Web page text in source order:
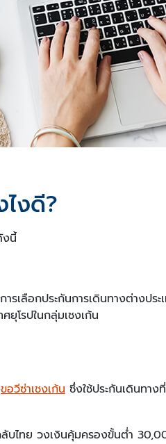
ไงดี?
งนี้
เลือกประกันการเดินทางต่างประ
ยุโรปในกลุ่มเชงเก้น
ขอวีซ่าเชงเก้น ซึ่งใช้ประกันเดินทา
บไทย วงเงินคุ้มครองขั้นต่ำ